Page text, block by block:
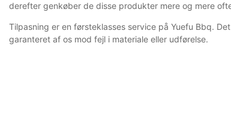
derefter genkøber de disse produkter mere og mere
Tilpasning er en førsteklasses service på Yuefu Bbq.
garanteret af os mod fejl i materiale eller udførelse.